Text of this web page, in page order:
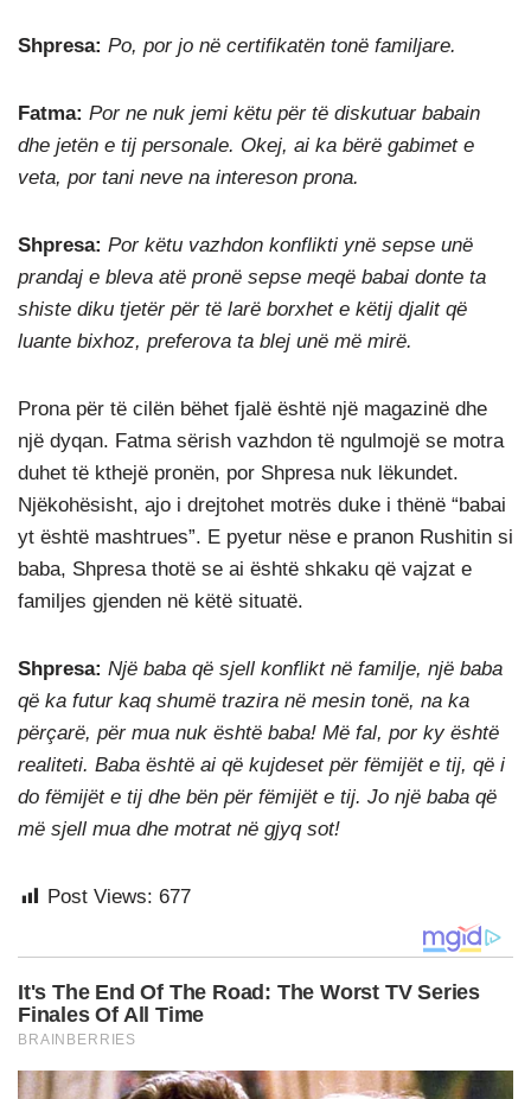
Shpresa: Po, por jo në certifikatën tonë familjare.
Fatma: Por ne nuk jemi këtu për të diskutuar babain
dhe jetën e tij personale. Okej, ai ka bërë gabimet e
veta, por tani neve na intereson prona.
Shpresa: Por këtu vazhdon konflikti ynë sepse unë
prandaj e bleva atë pronë sepse meqë babai donte ta
shiste diku tjetër për të larë borxhet e këtij djalit që
luante bixhoz, preferova ta blej unë më mirë.
Prona për të cilën bëhet fjalë është një magazinë dhe
një dyqan. Fatma sërish vazhdon të ngulmojë se motra
duhet të kthejë pronën, por Shpresa nuk lëkundet.
Njëkohësisht, ajo i drejtohet motrës duke i thënë “babai
yt është mashtrues”. E pyetur nëse e pranon Rushitin si
baba, Shpresa thotë se ai është shkaku që vajzat e
familjes gjenden në këtë situatë.
Shpresa: Një baba që sjell konflikt në familje, një baba
që ka futur kaq shumë trazira në mesin tonë, na ka
përçarë, për mua nuk është baba! Më fal, por ky është
realiteti. Baba është ai që kujdeset për fëmijët e tij, që i
do fëmijët e tij dhe bën për fëmijët e tij. Jo një baba që
më sjell mua dhe motrat në gjyq sot!
Post Views: 677